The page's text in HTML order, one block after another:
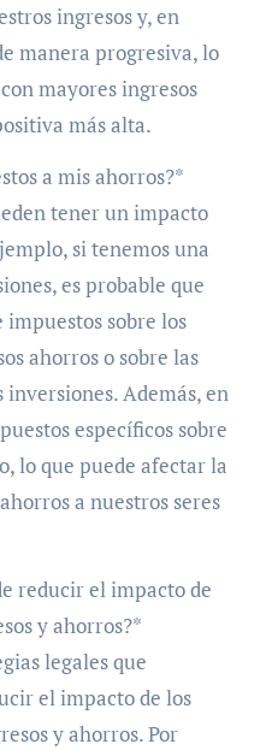
ingresos y, en
manera progresiva, lo
mayores ingresos
más alta.
a mis ahorros?*
tener un impacto
si tenemos una
es probable que
impuestos sobre los
ahorros o sobre las
inversiones. Además, en
específicos sobre
lo que puede afectar la
a nuestros seres
reducir el impacto de
y ahorros?*
legales que
el impacto de los
y ahorros. Por